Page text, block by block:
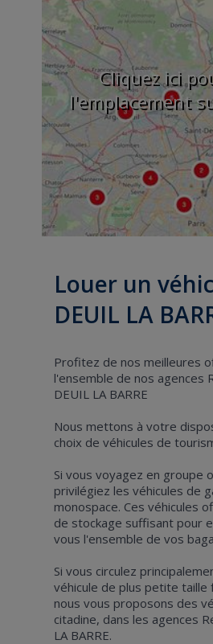
Cliquez ici
l'emplacement
Louer un
DEUIL LA
Profitez de nos meilleures
l'ensemble de nos agences
DEUIL LA BARRE
Nous mettons à votre
choix de véhicules de
Si vous voyagez en groupe
privilégiez les véhicules de
monospace. Ces véhicules
de stockage suffisant pour
vous l'ensemble de vos
Si vous circulez
véhicule de plus petite taille
nous vous proposons des
citadine, dans les agences
LA BARRE.